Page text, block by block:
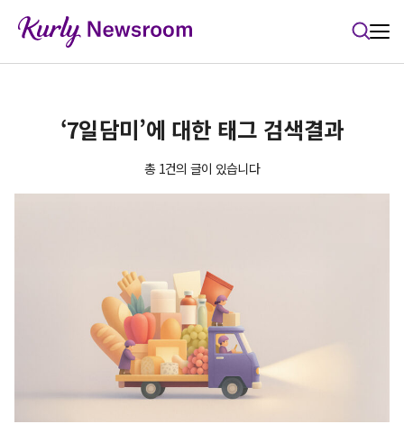
‘7일담미’에 대한 태그 검색결과
총 1건의 글이 있습니다